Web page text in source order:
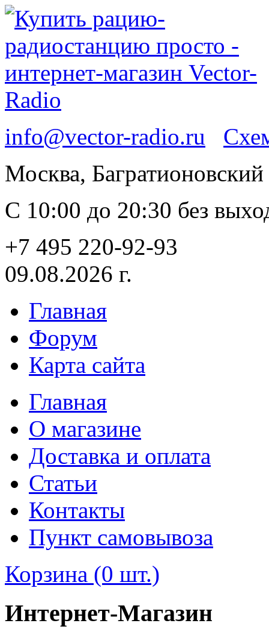
info@vector-radio.ru
Москва,
С 10:00 до 20:30 без
+7 495 220-92-93
09.08.2026 г.
Главная
Форум
Карта сайта
Главная
О магазине
Доставка и оплата
Статьи
Контакты
Пункт самовывоза
Корзина (0 шт.)
Интернет-Магазин